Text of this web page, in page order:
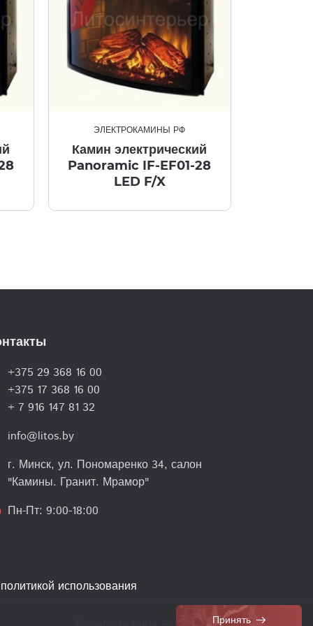
ЭЛЕКТРОКАМИНЫ РФ
Камин электрический
Panoramic IF-EF01-28
LED F/X
+375 29 368 16 00
+375 17 368 16 00
+ 7 916 147 81 32
info@litos.by
г. Минск, ул. Пономаренко 34, салон
"Камины. Гранит. Мрамор"
Пн-Пт: 9:00-18:00
использования
Принять